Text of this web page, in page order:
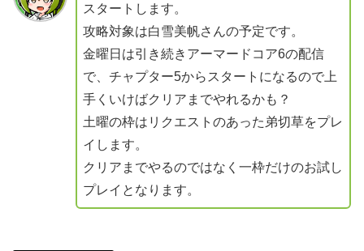
スタートします。
攻略対象は白雪美帆さんの予定です。
金曜日は引き続きアーマードコア6の配信
で、チャプター5からスタートになるので上
手くいけばクリアまでやれるかも？
土曜の枠はリクエストのあった弟切草をプレ
イします。
クリアまでやるのではなく一枠だけのお試し
プレイとなります。